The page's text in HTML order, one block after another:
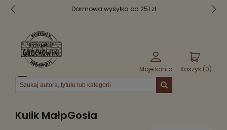
Darmowa wysyłka od 251 zł
Moje konto Koszyk (0)
Menu
Kulik MałpGosia